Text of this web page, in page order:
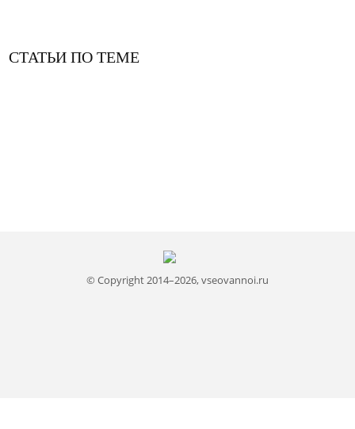
СТАТЬИ ПО ТЕМЕ
© Copyright 2014–2026, vseovannoi.ru